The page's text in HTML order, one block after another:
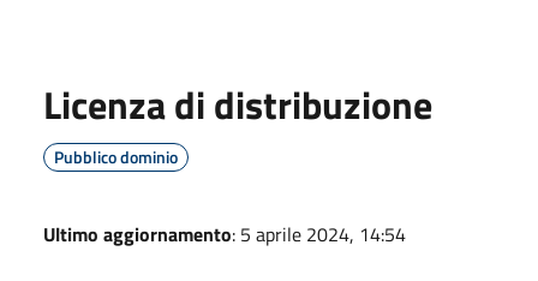
Licenza di distribuzione
Pubblico dominio
Ultimo aggiornamento: 5 aprile 2024, 14:54